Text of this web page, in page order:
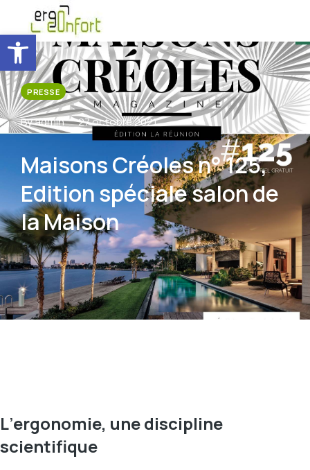
Ouvrir la barre d’outils
PRESSE
By admin 27 octobre 2021
Maisons Créoles n° 125,
Edition spéciale salon de
la Maison
L’ergonomie, une discipline
scientifique